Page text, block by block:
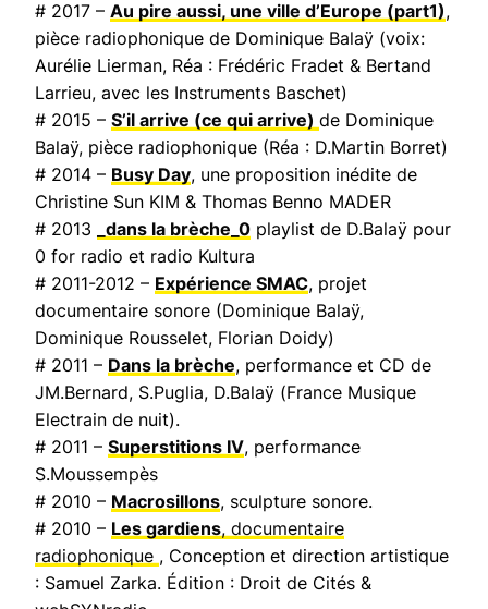
# 2017 – Au pire aussi, une ville d’Europe (part1),
pièce radiophonique de Dominique Balaÿ (voix:
Aurélie Lierman, Réa : Frédéric Fradet & Bertand
Larrieu, avec les Instruments Baschet)
# 2015 – S’il arrive (ce qui arrive) de Dominique
Balaÿ, pièce radiophonique (Réa : D.Martin Borret)
# 2014 – Busy Day, une proposition inédite de
Christine Sun KIM & Thomas Benno MADER
# 2013
_dans la brèche_0 playlist de D.Balaÿ pour
0 for radio et radio Kultura
# 2011-2012 – Expérience SMAC, projet
documentaire sonore (Dominique Balaÿ,
Dominique Rousselet, Florian Doidy)
# 2011 – Dans la brèche, performance et CD de
JM.Bernard, S.Puglia, D.Balaÿ (France Musique
Electrain de nuit).
# 2011 – Superstitions IV, performance
S.Moussempès
# 2010 – Macrosillons, sculpture sonore.
# 2010 – Les gardiens, documentaire
radiophonique , Conception et direction artistique
: Samuel Zarka. Édition : Droit de Cités &